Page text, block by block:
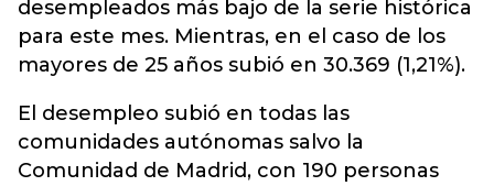
desempleados más bajo de la serie histórica
para este mes. Mientras, en el caso de los
mayores de 25 años subió en 30.369 (1,21%).
El desempleo subió en todas las
comunidades autónomas salvo la
Comunidad de Madrid, con 190 personas